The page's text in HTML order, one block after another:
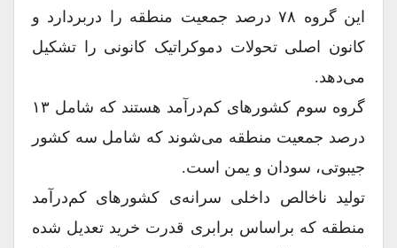
این گروه ۷۸ درصد جمعیت منطقه را دربردارد و
کانون اصلی تحولات دموکراتیک کانونی را تشکیل
می‌دهد.
گروه سوم کشورهای کم‌درآمد هستند که شامل ۱۳
درصد جمعیت منطقه می‌شوند که شامل سه کشور
جیبوتی، سودان و یمن است.
تولید ناخالص داخلی سرانه‌ی کشورهای کم‌درآمد
منطقه که براساس برابری قدرت خرید تعدیل شده